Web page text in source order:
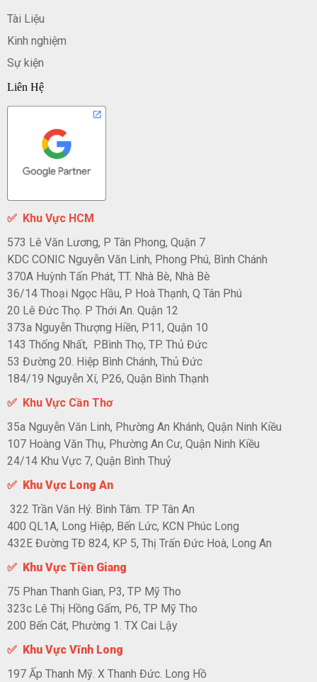
Tài Liệu
Kinh nghiệm
Sự kiện
Liên Hệ
✅ Khu Vực HCM
573 Lê Văn Lương, P Tân Phong, Quận 7
KDC CONIC Nguyễn Văn Linh, Phong Phú, Bình Chánh
370A Huỳnh Tấn Phát, TT. Nhà Bè, Nhà Bè
36/14 Thoại Ngọc Hầu, P Hoà Thạnh, Q Tân Phú
20 Lê Đức Thọ. P Thới An. Quận 12
373a Nguyễn Thượng Hiền, P11, Quận 10
143 Thống Nhất, P.Bình Thọ, TP. Thủ Đức
53 Đường 20. Hiệp Bình Chánh, Thủ Đức
184/19 Nguyễn Xí, P26, Quận Bình Thạnh
✅ Khu Vực Cần Thơ
35a Nguyễn Văn Linh, Phường An Khánh, Quận Ninh Kiều
107 Hoàng Văn Thụ, Phường An Cư, Quận Ninh Kiều
24/14 Khu Vực 7, Quận Bình Thuỷ
✅ Khu Vực Long An
322 Trần Văn Hý. Bình Tâm. TP Tân An
400 QL1A, Long Hiệp, Bến Lức, KCN Phúc Long
432E Đường TĐ 824, KP 5, Thị Trấn Đức Hoà, Long An
✅ Khu Vực Tiền Giang
75 Phan Thanh Gian, P3, TP Mỹ Tho
323c Lê Thị Hồng Gấm, P6, TP Mỹ Tho
200 Bến Cát, Phường 1. TX Cai Lậy
✅ Khu Vực Vĩnh Long
197 Ấp Thanh Mỹ. X Thanh Đức. Long Hồ